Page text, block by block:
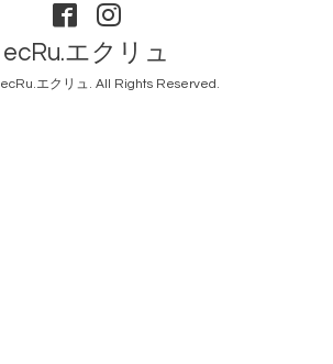
ecRu.エクリュ
ecRu.エクリュ. All Rights Reserved.